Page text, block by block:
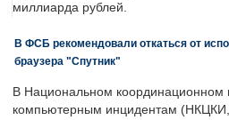
миллиарда рублей.
В ФСБ рекомендовали откаться от
браузера "Спутник"
В Национальном координационном
компьютерным инцидентам